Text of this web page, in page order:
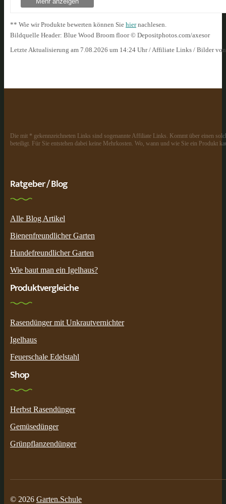
** Wie wir Produkte bewerten können Sie hiernachlesen.
Bildquelle Header: Blue Wood Broom floor © Depositphotos.com/axesor
Letzte Aktualisierung am 7.08.2026 um 14:24 Uhr / Affiliate Links / Bilder
Die mit * gekennzeichneten Links sind sogenannte Affiliate Links. Kommt über einen
beteiligt. Für Sie entstehen dabei keine Mehrkosten. Wo, wann und wie Sie ein Produkt
Ratgeber / Blog
Alle Blog Artikel
Bienenfreundlicher Garten
Hundefreundlicher Garten
Wie baut man ein Igelhaus?
Produktvergleiche
Rasendünger mit Unkrautvernichter
Igelhaus
Feuerschale Edelstahl
Shop
Herbst Rasendünger
Gemüsedünger
Grünpflanzendünger
© 2026 Garten.Schule